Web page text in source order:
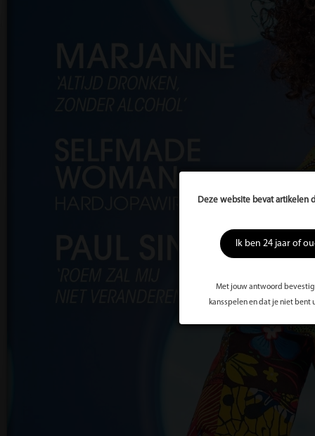
Deze website bevat artikelen
Ik ben 24 jaar of
Met jouw antwoord bevestig
kansspelen en dat je niet bent